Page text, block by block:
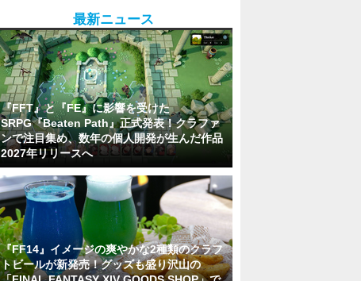
最新ニュース
『FFT』と『FE』に影響を受けた
SRPG『Beaten Path』正式発表！クラファ
ンで注目集め、数年の個人開発が生んだ作品
2027年リリースへ
『FF14』イメージの爽やかな2種類のクラフ
トビールが新発売！グッズも盛り沢山の